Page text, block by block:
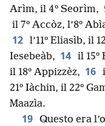
Arìm, il 4º Seorìm,
il 7º Accòz, l’8º
12 l’11º Eliasìb, il
Iesebeàb, 14 il 15º
il 18º Appizzèz, 16
21º Iàchin, il 22º
Maazìa.
19 Questo era